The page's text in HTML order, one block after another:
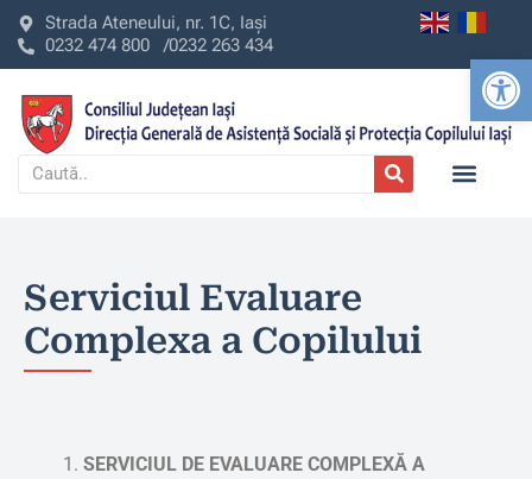
Strada Ateneului, nr. 1C, Iași
0232 474 800 /0232 263 434
Serviciul Evaluare
Complexa a Copilului
SERVICIUL DE EVALUARE COMPLEXĂ A